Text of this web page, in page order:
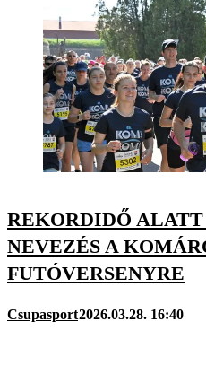
REKORDIDŐ
NEVEZÉS A
FUTÓVERSENYRE
Csupasport2026.03.28. 16:40